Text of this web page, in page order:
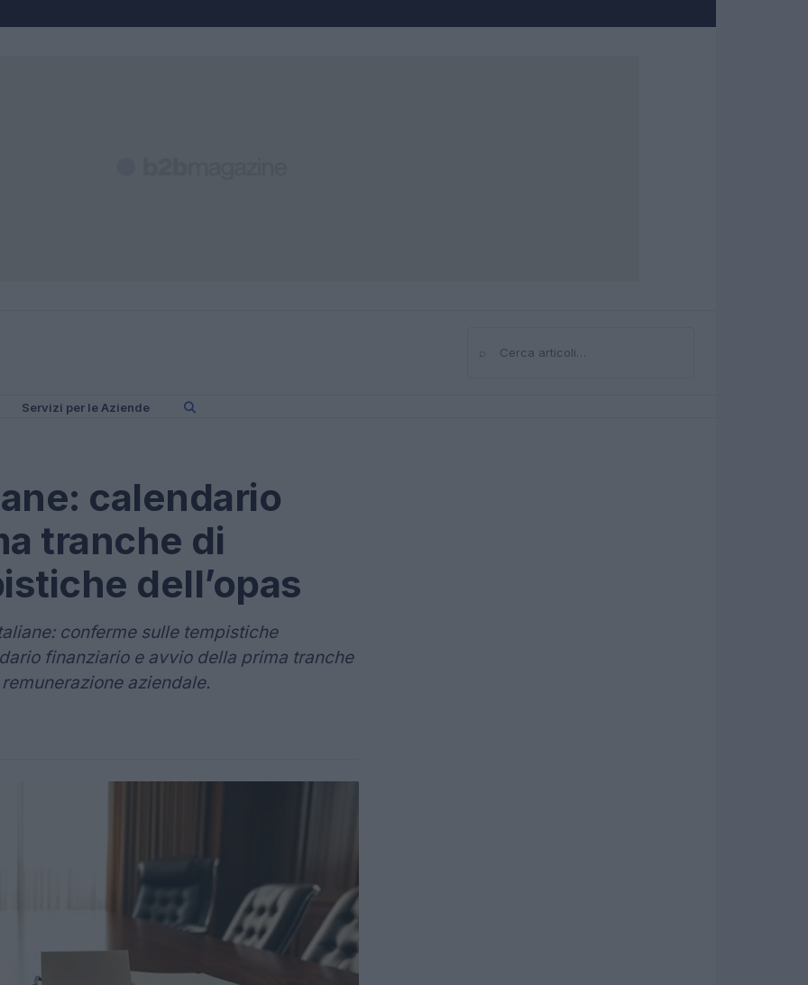
⌕Cerca
Servizi per le Aziende
calendario
tranche di
dell’opas
conferme sulle tempistiche
finanziario e avvio della prima tranche
aziendale.